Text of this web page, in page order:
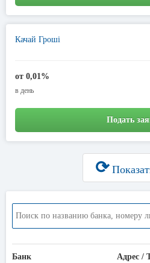
Качай Гроші
от 0,01%
в день
Подать
⟳
Банк Адрес /